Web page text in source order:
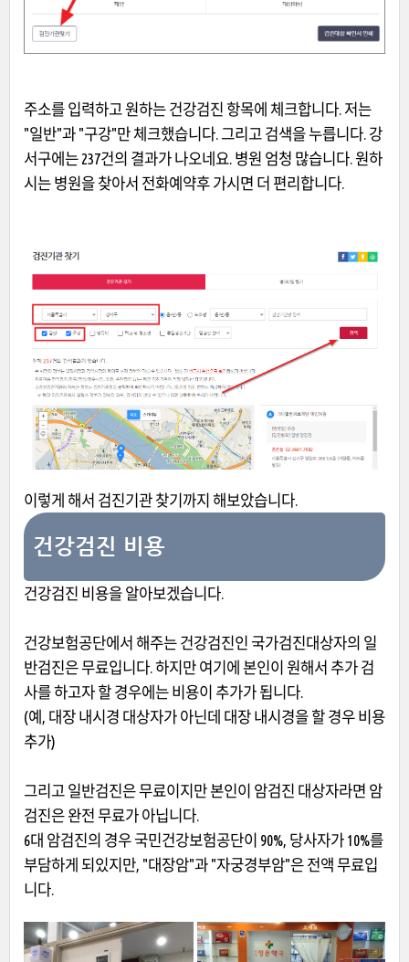
주소를 입력하고 원하는 건강검진 항목에 체크합니다. 저는
"일반"과 "구강"만 체크했습니다. 그리고 검색을 누릅니다. 강
서구에는 237건의 결과가 나오네요. 병원 엄청 많습니다. 원하
시는 병원을 찾아서 전화예약후 가시면 더 편리합니다.
이렇게 해서 검진기관 찾기까지 해보았습니다.
건강검진 비용
건강검진 비용을 알아보겠습니다.
건강보험공단에서 해주는 건강검진인 국가검진대상자의 일
반검진은 무료입니다. 하지만 여기에 본인이 원해서 추가 검
사를 하고자 할 경우에는 비용이 추가가 됩니다.
(예, 대장 내시경 대상자가 아닌데 대장 내시경을 할 경우 비용
추가)
그리고 일반검진은 무료이지만 본인이 암검진 대상자라면 암
검진은 완전 무료가 아닙니다.
6대 암검진의 경우 국민건강보험공단이 90%, 당사자가 10%를
부담하게 되있지만, "대장암"과 "자궁경부암"은 전액 무료입
니다.